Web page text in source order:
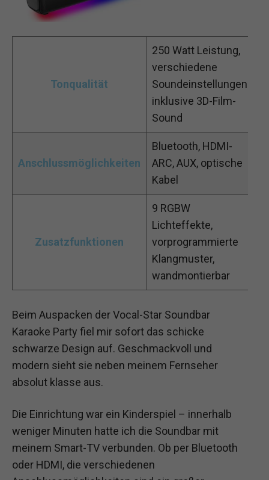
Tonqualität
250 Watt Leistung,
verschiedene
Soundeinstellungen
inklusive 3D-Film-
Sound
Anschlussmöglichkeiten
Bluetooth, HDMI-
ARC, AUX, optische
Kabel
Zusatzfunktionen
9 RGBW
Lichteffekte,
vorprogrammierte
Klangmuster,
wandmontierbar
Beim Auspacken der Vocal-Star Soundbar
Karaoke Party fiel mir sofort das schicke
schwarze Design auf. Geschmackvoll und
modern sieht sie neben meinem Fernseher
absolut klasse aus.
Die Einrichtung war ein Kinderspiel – innerhalb
weniger Minuten hatte ich die Soundbar mit
meinem Smart-TV verbunden. Ob per Bluetooth
oder HDMI, die verschiedenen